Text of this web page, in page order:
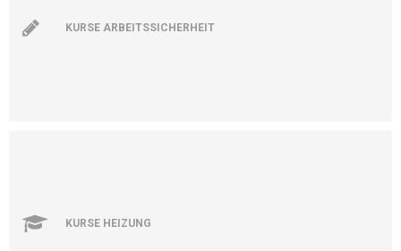
KURSE ARBEITSSICHERHEIT
KURSE HEIZUNG